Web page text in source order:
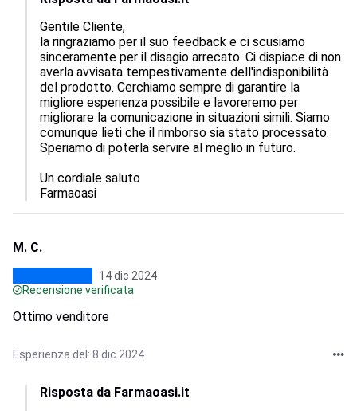
Gentile Cliente,
la ringraziamo per il suo feedback e ci scusiamo
sinceramente per il disagio arrecato. Ci dispiace di non
averla avvisata tempestivamente dell'indisponibilità
del prodotto. Cerchiamo sempre di garantire la
migliore esperienza possibile e lavoreremo per
migliorare la comunicazione in situazioni simili. Siamo
comunque lieti che il rimborso sia stato processato.
Speriamo di poterla servire al meglio in futuro.
Un cordiale saluto
Farmaoasi
M. C.
14 dic 2024
Recensione verificata
Ottimo venditore
Esperienza del: 8 dic 2024
Risposta da Farmaoasi.it